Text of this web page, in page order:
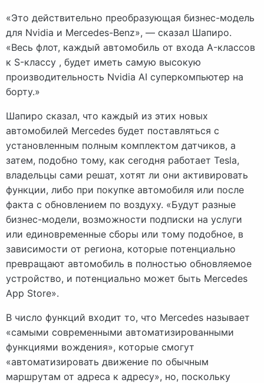
«Это действительно преобразующая бизнес-модель
для Nvidia и Mercedes-Benz», — сказал Шапиро.
«Весь флот, каждый автомобиль от входа A-классов
к S-классу , будет иметь самую высокую
производительность Nvidia AI суперкомпьютер на
борту.»
Шапиро сказал, что каждый из этих новых
автомобилей Mercedes будет поставляться с
установленным полным комплектом датчиков, а
затем, подобно тому, как сегодня работает Tesla,
владельцы сами решат, хотят ли они активировать
функции, либо при покупке автомобиля или после
факта с обновлением по воздуху. «Будут разные
бизнес-модели, возможности подписки на услуги
или единовременные сборы или тому подобное, в
зависимости от региона, которые потенциально
превращают автомобиль в полностью обновляемое
устройство, и потенциально может быть Mercedes
App Store».
В число функций входит то, что Mercedes называет
«самыми современными автоматизированными
функциями вождения», которые смогут
«автоматизировать движение по обычным
маршрутам от адреса к адресу», но, поскольку